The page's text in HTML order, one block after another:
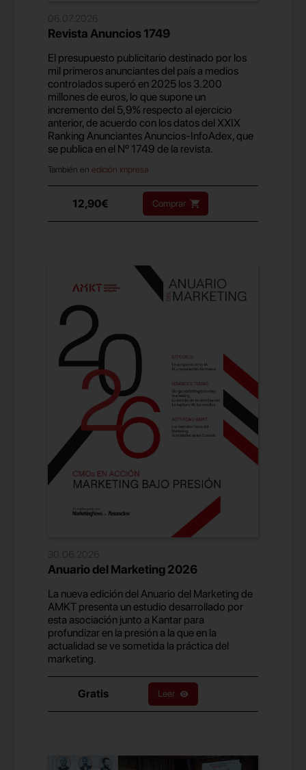
06.07.2026
Revista Anuncios 1749
El presupuesto publicitario destinado por los
mil primeros anunciantes del país a medios
controlados superó en 2025 los 3.200
millones de euros, lo que supone un
incremento del 5,9% respecto al ejercicio
anterior, de acuerdo con los datos del XXIX
Ranking Anunciantes Anuncios-InfoAdex, que
se publica en el Nº 1749 de la revista.
También enedición impresa
12,90€ Comprar
30.06.2026
Anuario del Marketing 2026
La nueva edición del Anuario del Marketing de
AMKT presenta un estudio desarrollado por
esta asociación junto a Kantar para
profundizar en la presión a la que en la
actualidad se ve sometida la práctica del
marketing.
Gratis Leer